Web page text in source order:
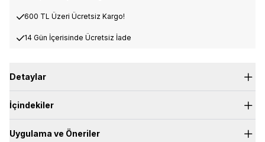
600 TL Üzeri Ücretsiz Kargo!
14 Gün İçerisinde Ücretsiz İade
Detaylar
Kalp Nota:
Dip Nota:Sandal, Sedir, Vanilya, Tonka Fasulyesi
İçindekiler
Uygulama ve Öneriler